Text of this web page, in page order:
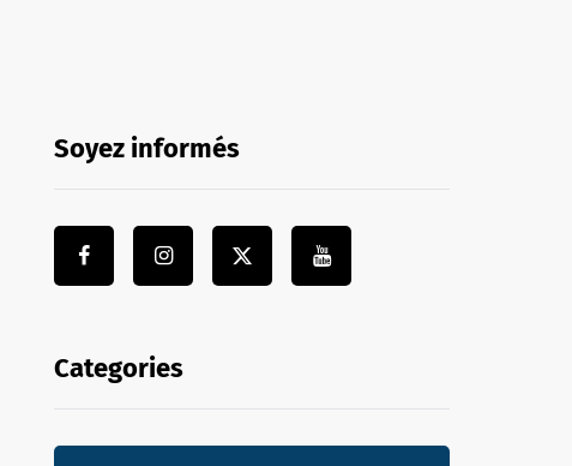
Soyez informés
Categories